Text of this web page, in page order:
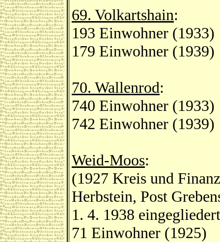
69. Volkartshain:
193 Einwohner (1933)
179 Einwohner (1939)
70. Wallenrod:
740 Einwohner (1933)
742 Einwohner (1939)
Weid-Moos:
(1927 Kreis und
Herbstein, Post
1. 4. 1938
71 Einwohner (1925)